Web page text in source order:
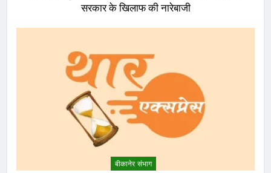
सरकार के खिलाफ की नारेबाजी
बीकानेर संभाग